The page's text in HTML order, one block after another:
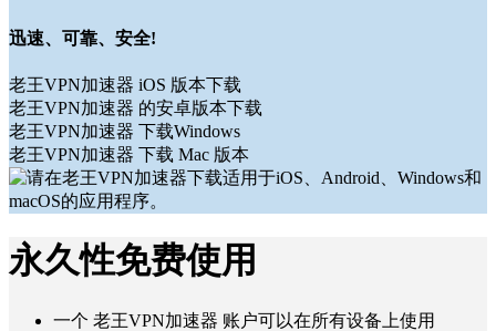
迅速、可靠、安全!
老王VPN加速器 iOS 版本下载
老王VPN加速器 的安卓版本下载
老王VPN加速器 下载Windows
老王VPN加速器 下载 Mac 版本
永久性免费使用
一个 老王VPN加速器 账户可以在所有设备上使用